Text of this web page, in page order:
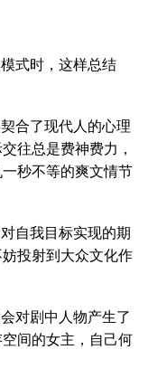
式时，这样总结
合了现代人的心理
往总是费神费力，
秒不等的爽文情节
自我目标实现的期
投射到大众文化作
对剧中人物产生了
间的女主，自己何